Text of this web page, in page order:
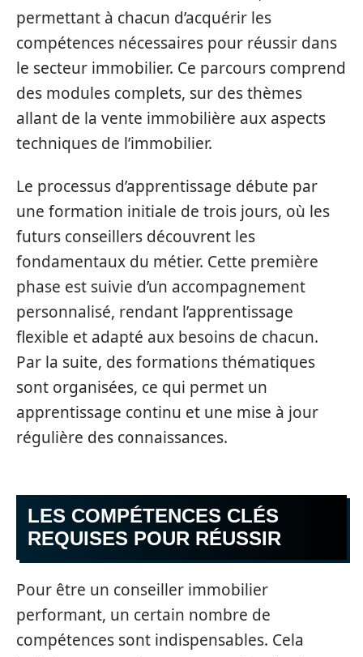
permettant à chacun d’acquérir les
compétences nécessaires pour réussir dans
le secteur immobilier. Ce parcours comprend
des modules complets, sur des thèmes
allant de la vente immobilière aux aspects
techniques de l’immobilier.
Le processus d’apprentissage débute par
une formation initiale de trois jours, où les
futurs conseillers découvrent les
fondamentaux du métier. Cette première
phase est suivie d’un accompagnement
personnalisé, rendant l’apprentissage
flexible et adapté aux besoins de chacun.
Par la suite, des formations thématiques
sont organisées, ce qui permet un
apprentissage continu et une mise à jour
régulière des connaissances.
LES COMPÉTENCES CLÉS
REQUISES POUR RÉUSSIR
Pour être un conseiller immobilier
performant, un certain nombre de
compétences sont indispensables. Cela